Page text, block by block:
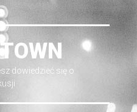
dowiedzieć się o